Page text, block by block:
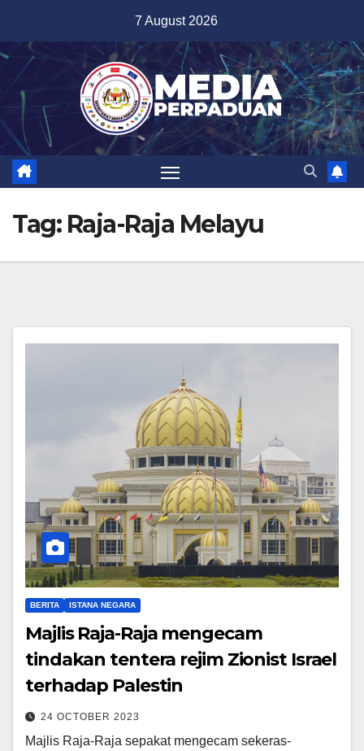
content
7 August 2026
Tag: Raja-Raja Melayu
BERITA ISTANA NEGARA
Majlis Raja-Raja mengecam
tindakan tentera rejim Zionist Israel
terhadap Palestin
24 OCTOBER 2023
Majlis Raja-Raja sepakat mengecam sekeras-